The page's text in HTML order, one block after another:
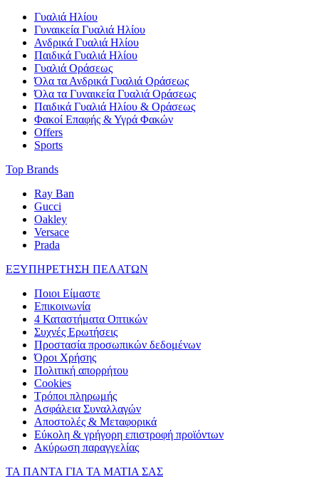
Γυαλιά Ηλίου
Γυναικεία Γυαλιά Ηλίου
Ανδρικά Γυαλιά Ηλίου
Παιδικά Γυαλιά Ηλίου
Γυαλιά Οράσεως
Όλα τα Ανδρικά Γυαλιά Οράσεως
Όλα τα Γυναικεία Γυαλιά Οράσεως
Παιδικά Γυαλιά Ηλίου & Οράσεως
Φακοί Επαφής & Υγρά Φακών
Offers
Sports
Top Brands
Ray Ban
Gucci
Oakley
Versace
Prada
ΕΞΥΠΗΡΕΤΗΣΗ ΠΕΛΑΤΩΝ
Ποιοι Είμαστε
Επικοινωνία
4 Καταστήματα Οπτικών
Συχνές Ερωτήσεις
Προστασία προσωπικών δεδομένων
Όροι Χρήσης
Πολιτική απορρήτου
Cookies
Τρόποι πληρωμής
Ασφάλεια Συναλλαγών
Αποστολές & Μεταφορικά
Εύκολη & γρήγορη επιστροφή προϊόντων
Ακύρωση παραγγελίας
ΤΑ ΠΑΝΤΑ ΓΙΑ ΤΑ ΜΑΤΙΑ ΣΑΣ